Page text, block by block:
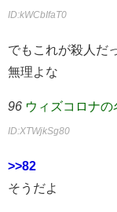
ID:kWCbIfaT0
でもこれが殺人だ
無理よな
96 ウィズコロナの
ID:XTWjkSg80
>>82
そうだよ